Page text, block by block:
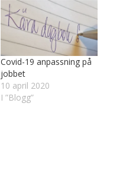
Covid-19 anpassning på
jobbet
10 april 2020
I ”Blogg”